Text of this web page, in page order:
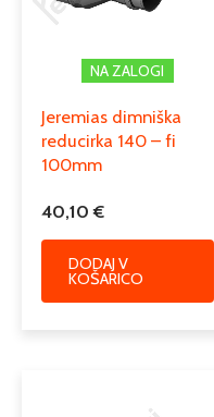
Podkategorija3
NA ZALOGI
Jeremias dimniška
reducirka 140 – fi
100mm
40,10€
DODAJ V
KOŠARICO